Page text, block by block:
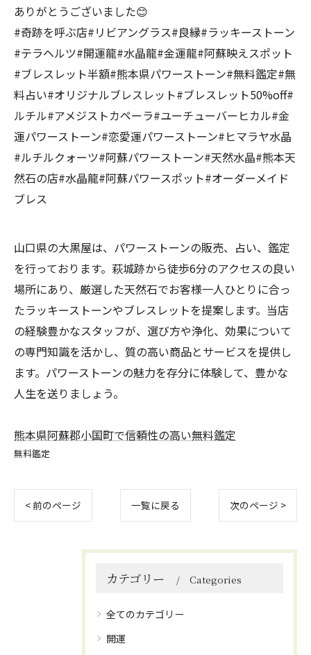
ありがとうございました😊
#奇跡を呼ぶ店#リビアングラス#良縁#ラッキーストーン
#テラヘルツ#開運龍#水晶龍#金運龍#阿蘇映えスポット
#ブレスレット半額#熊本県パワーストーン#無料鑑定#無
料占い#オリジナルブレスレット#ブレスレット50%off#
ルチル#アメジストカペーラ#ユーチューバーヒカル#金
運パワーストーン#恋愛運パワーストーン#ヒマラヤ水晶
#ルチルクォーツ#阿蘇パワーストーン#天然水晶#熊本天
然石の店#水晶龍#阿蘇パワースポット#オーダーメイド
ブレス
山口県の大黒屋は、パワーストーンの販売、占い、鑑定
を行っております。萩城跡から徒歩6分のアクセスの良い
場所にあり、厳選した天然石でお客様一人ひとりに合っ
たラッキーストーンやブレスレットを提案します。当店
の経験豊かなスタッフが、選び方や浄化、効果について
の専門知識を活かし、質の高い商品とサービスを提供し
ます。パワーストーンの魅力を存分に体験して、豊かな
人生を送りましょう。
熊本県阿蘇郡小国町で信頼性の高い無料鑑定
無料鑑定
< 前のページ 一覧に戻る 次のページ >
カテゴリー Categories
全てのカテゴリー
開運